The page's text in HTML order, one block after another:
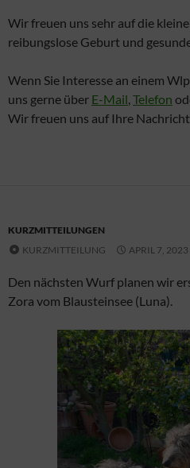
Wir freuen uns sehr auf die
reibungslose Geburt und
Wenn Sie Interesse an einem
uns gerne über E-Mail, Telefon
Wir freuen uns auf Ihre
KURZMITTEILUNGEN
KURZMITTEILUNG
APRIL 7, 2023
Den nächsten Wurf planen wir
Zora vom Blausteinsee (Luna).